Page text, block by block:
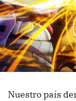
Nuestro país